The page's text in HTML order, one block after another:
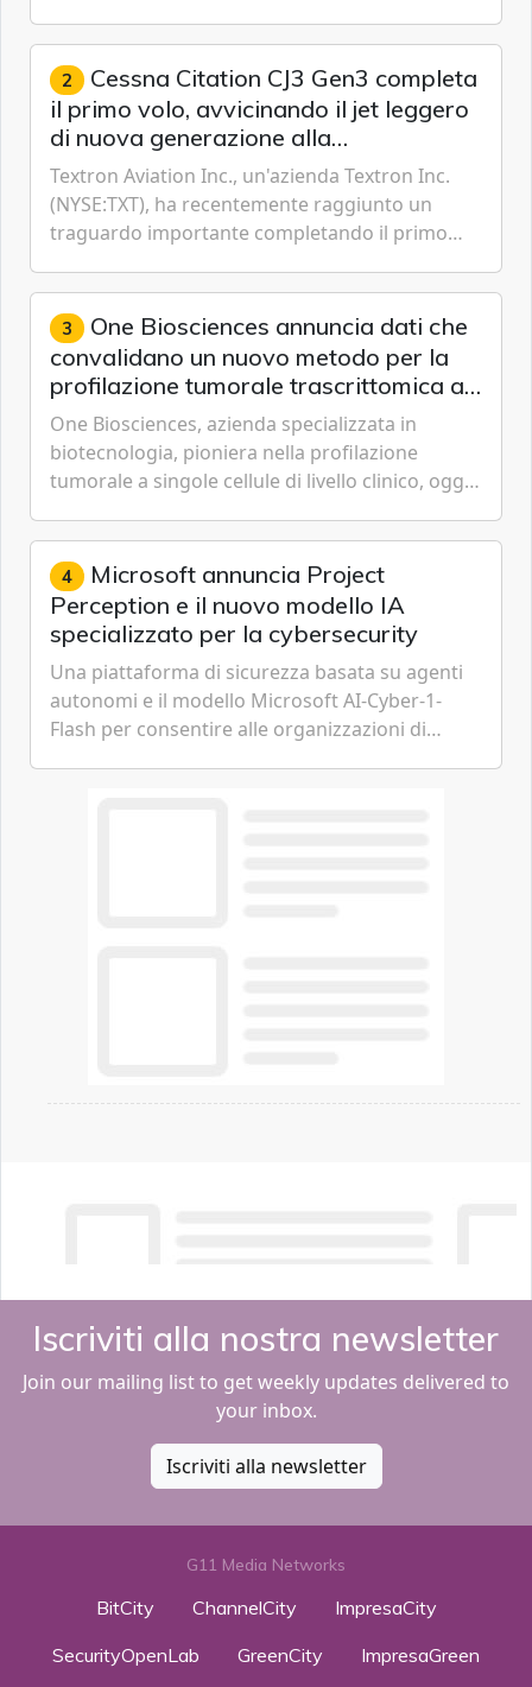
sostenibilità 2026, una panora...
2 Cessna Citation CJ3 Gen3 completa
il primo volo, avvicinando il jet leggero
di nuova generazione alla
certificazione
Textron Aviation Inc., un'azienda Textron Inc.
(NYSE:TXT), ha recentemente raggiunto un
traguardo importante completando il primo
Gen3, avvicinando i...
3 One Biosciences annuncia dati che
convalidano un nuovo metodo per la
profilazione tumorale trascrittomica a
singole cellule da campioni istologici
One Biosciences, azienda specializzata in
biotecnologia, pioniera nella profilazione
tumorale a singole cellule di livello clinico, oggi
espressione dell'...
4 Microsoft annuncia Project
Perception e il nuovo modello IA
specializzato per la cybersecurity
Una piattaforma di sicurezza basata su agenti
autonomi e il modello Microsoft AI-Cyber-1-
Flash per consentire alle organizzazioni di
Iscriviti alla nostra newsletter
Join our mailing list to get weekly updates delivered to
your inbox.
Iscriviti alla newsletter
G11 Media Networks
BitCity ChannelCity
ImpresaCity
SecurityOpenLab
GreenCity
ImpresaGreen